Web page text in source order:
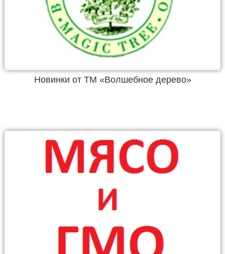
Новинки от ТМ «Волшебное дерево»